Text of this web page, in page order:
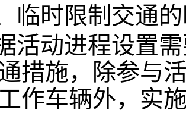
临时限制交通
活动进程设置
措施，除参与
作车辆外，实